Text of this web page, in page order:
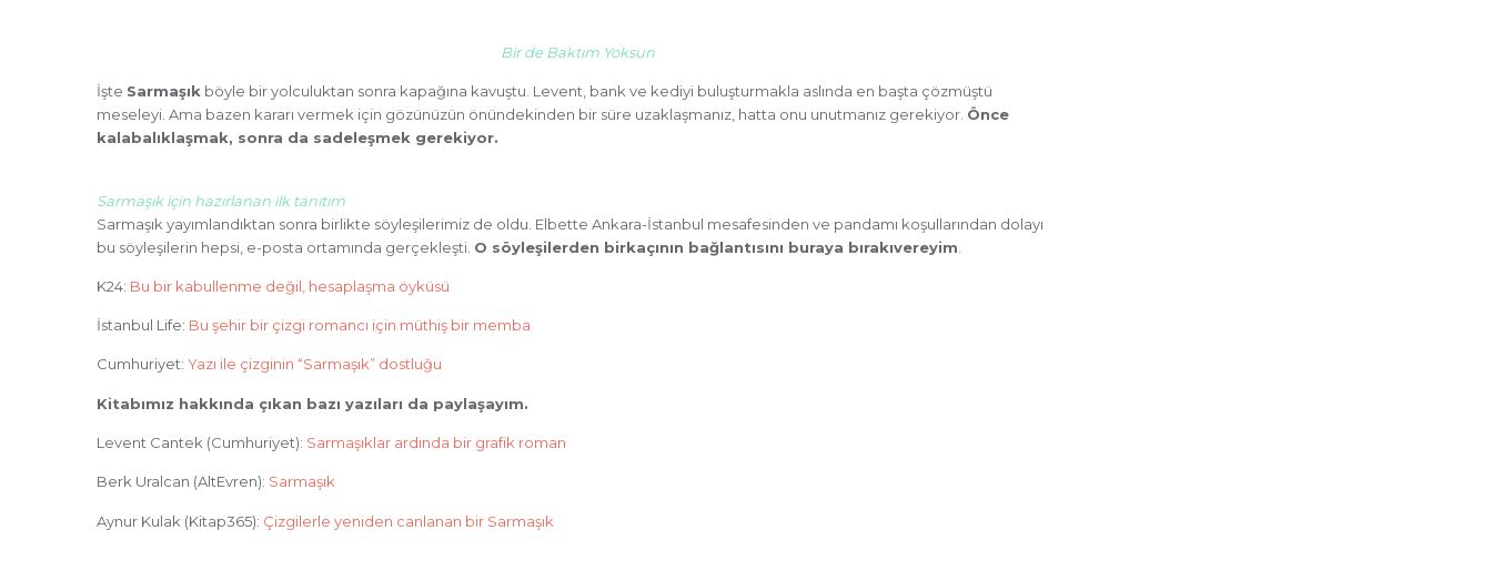
Bir de Baktım Yoksun
İşte Sarmaşık böyle bir yolculuktan sonra kapağına kavuştu. Levent, bank ve kediyi buluşturmakla aslında en başta çözmüştü
meseleyi. Ama bazen kararı vermek için gözünüzün önündekinden bir süre uzaklaşmanız, hatta onu unutmanız gerekiyor. Önce
kalabalıklaşmak, sonra da sadeleşmek gerekiyor.
Sarmaşık için hazırlanan ilk tanıtım
Sarmaşık yayımlandıktan sonra birlikte söyleşilerimiz de oldu. Elbette Ankara-İstanbul mesafesinden ve pandamı koşullarından dolayı
bu söyleşilerin hepsi, e-posta ortamında gerçekleşti. O söyleşilerden birkaçının bağlantısını buraya bırakıvereyim
K24: Bu bir kabullenme değil, hesaplaşma öyküsü
İstanbul Life: Bu şehir bir çizgi romancı için müthiş bir memba
Cumhuriyet: Yazı ile çizginin “Sarmaşık” dostluğu
Kitabımız hakkında çıkan bazı yazıları da paylaşayım.
Levent Cantek (Cumhuriyet): Sarmaşıklar ardında bir grafik roman
Berk Uralcan (AltEvren): Sarmaşık
Aynur Kulak (Kitap365): Çizgilerle yeniden canlanan bir Sarmaşık